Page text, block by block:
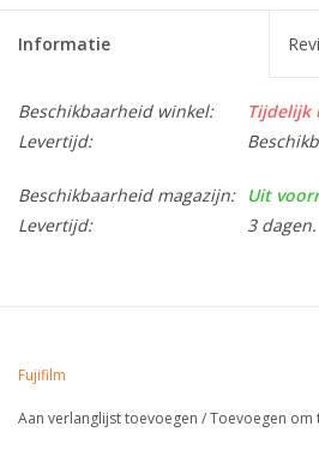
Informatie
Beschikbaarheid winkel:
Tijdelijk
Levertijd:
Beschikbaarheid magazijn:
Uit
Levertijd:
3 dagen.
Fujifilm
Aan verlanglijst toevoegen /Toevoegen om